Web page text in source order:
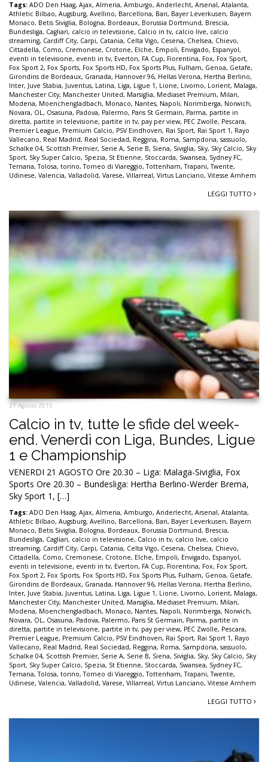
Tags: ADO Den Haag, Ajax, Almeria, Amburgo, Anderlecht, Arsenal, Atalanta,
Athletic Bilbao, Augsburg, Avellino, Barcellona, Bari, Bayer Leverkusen, Bayern
Monaco, Betis Siviglia, Bologna, Bordeaux, Borussia Dortmund, Brescia,
Bundesliga, Cagliari, calcio in televisione, Calcio in tv, calcio live, calcio
streaming, Cardiff City, Carpi, Catania, Celta Vigo, Cesena, Chelsea, Chievo,
Cittadella, Como, Cremonese, Crotone, Elche, Empoli, Envigado, Espanyol,
eventi in televisione, eventi in tv, Everton, FA Cup, Fiorentina, Fox, Fox Sport,
Fox Sport 2, Fox Sports, Fox Sports HD, Fox Sports Plus, Fulham, Genoa, Getafe,
Girondins de Bordeaux, Granada, Hannover 96, Hellas Verona, Hertha Berlino,
Inter, Juve Stabia, Juventus, Latina, Liga, Ligue 1, Lione, Livorno, Lorient, Malaga,
Manchester City, Manchester United, Marsiglia, Mediaset Premium, Milan,
Modena, Moenchengladbach, Monaco, Nantes, Napoli, Norimberga, Norwich,
Novara, OL, Osasuna, Padova, Palermo, Paris St Germain, Parma, partite in
diretta, partite in televisione, partite in tv, pay per view, PEC Zwolle, Pescara,
Premier League, Premium Calcio, PSV Eindhoven, Rai Sport, Rai Sport 1, Rayo
Vallecano, Real Madrid, Real Sociedad, Reggina, Roma, Sampdoria, sassuolo,
Schalke 04, Scottish Premier, Serie A, Serie B, Siena, Siviglia, Sky, Sky Calcio, Sky
Sport, Sky Super Calcio, Spezia, St Etienne, Stoccarda, Swansea, Sydney FC,
Ternana,Tolosa, torino,Torneo di Viareggio,Tottenham,Trapani,Twente,
Udinese, Valencia, Valladolid, Varese, Villarreal, Virtus Lanciano, Vitesse Arnhem
LEGGI TUTTO
21 Agosto 2015
Calcio in tv, tutte le sfide del week-
end. Venerdì con Liga, Bundes, Ligue
1 e Championship
VENERDI 21 AGOSTO Ore 20.30 – Liga: Malaga-Siviglia, Fox
Sports Ore 20.30 – Bundesliga: Hertha Berlino-Werder Brema,
Sky Sport 1, […]
Tags: ADO Den Haag, Ajax, Almeria, Amburgo, Anderlecht, Arsenal, Atalanta,
Athletic Bilbao, Augsburg, Avellino, Barcellona, Bari, Bayer Leverkusen, Bayern
Monaco, Betis Siviglia, Bologna, Bordeaux, Borussia Dortmund, Brescia,
Bundesliga, Cagliari, calcio in televisione, Calcio in tv, calcio live, calcio
streaming, Cardiff City, Carpi, Catania, Celta Vigo, Cesena, Chelsea, Chievo,
Cittadella, Como, Cremonese, Crotone, Elche, Empoli, Envigado, Espanyol,
eventi in televisione, eventi in tv, Everton, FA Cup, Fiorentina, Fox, Fox Sport,
Fox Sport 2, Fox Sports, Fox Sports HD, Fox Sports Plus, Fulham, Genoa, Getafe,
Girondins de Bordeaux, Granada, Hannover 96, Hellas Verona, Hertha Berlino,
Inter, Juve Stabia, Juventus, Latina, Liga, Ligue 1, Lione, Livorno, Lorient, Malaga,
Manchester City, Manchester United, Marsiglia, Mediaset Premium, Milan,
Modena, Moenchengladbach, Monaco, Nantes, Napoli, Norimberga, Norwich,
Novara, OL , Osasuna, Padova, Palermo, Paris St Germain, Parma, partite in
diretta, partite in televisione, partite in tv, pay per view, PEC Zwolle, Pescara,
Premier League, Premium Calcio, PSV Eindhoven, Rai Sport, Rai Sport 1, Rayo
Vallecano, Real Madrid, Real Sociedad, Reggina, Roma, Sampdoria, sassuolo,
Schalke 04, Scottish Premier, Serie A, Serie B, Siena, Siviglia, Sky, Sky Calcio, Sky
Sport, Sky Super Calcio, Spezia, St Etienne, Stoccarda, Swansea, Sydney FC,
Ternana,Tolosa, torino,Torneo di Viareggio,Tottenham,Trapani,Twente,
Udinese, Valencia, Valladolid, Varese, Villarreal, Virtus Lanciano, Vitesse Arnhem
LEGGI TUTTO